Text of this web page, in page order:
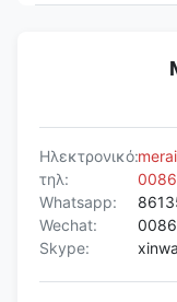
Ηλεκτρονικό:
τηλ:
Whatsapp:
Wechat:
Skype: